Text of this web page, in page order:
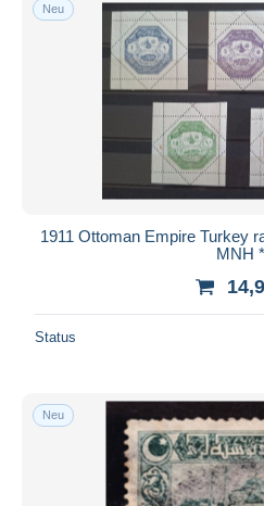
Neu
1911 Ottoman Empire Turkey
MNH
Status
Neu